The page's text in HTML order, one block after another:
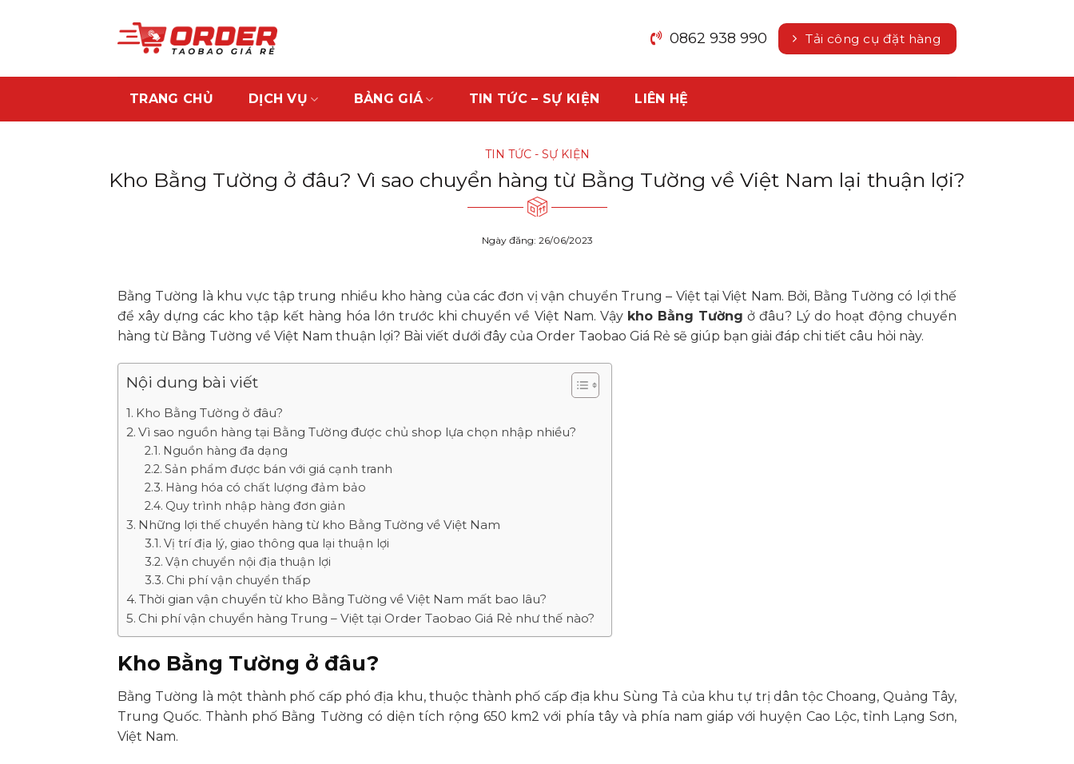
0862 938 990 Tải công cụ đặt hàng
TRANG CHỦ DỊCH VỤ BẢNG GIÁ TIN TỨC – SỰ KIỆN LIÊN HỆ
TIN TỨC - SỰ KIỆN
Kho Bằng Tường ở đâu? Vì sao chuyển hàng từ Bằng Tường về Việt Nam lại thuận lợi?
Ngày đăng: 26/06/2023
Bằng Tường là khu vực tập trung nhiều kho hàng của các đơn vị vận chuyển Trung – Việt tại Việt Nam. Bởi, Bằng Tường có lợi thế
để xây dựng các kho tập kết hàng hóa lớn trước khi chuyển về Việt Nam. Vậy kho Bằng Tường ở đâu? Lý do hoạt động chuyển
hàng từ Bằng Tường về Việt Nam thuận lợi? Bài viết dưới đây của Order Taobao Giá Rẻ sẽ giúp bạn giải đáp chi tiết câu hỏi này.
Nội dung bài viết
Kho Bằng Tường ở đâu?
Vì sao nguồn hàng tại Bằng Tường được chủ shop lựa chọn nhập nhiều?
Nguồn hàng đa dạng
Sản phẩm được bán với giá cạnh tranh
Hàng hóa có chất lượng đảm bảo
Quy trình nhập hàng đơn giản
Những lợi thế chuyển hàng từ kho Bằng Tường về Việt Nam
Vị trí địa lý, giao thông qua lại thuận lợi
Vận chuyển nội địa thuận lợi
Chi phí vận chuyển thấp
Thời gian vận chuyển từ kho Bằng Tường về Việt Nam mất bao lâu?
Chi phí vận chuyển hàng Trung – Việt tại Order Taobao Giá Rẻ như thế nào?
Kho Bằng Tường ở đâu?
Bằng Tường là một thành phố cấp phó địa khu, thuộc thành phố cấp địa khu Sùng Tả của khu tự trị dân tộc Choang, Quảng Tây,
Trung Quốc. Thành phố Bằng Tường có diện tích rộng 650 km2 với phía tây và phía nam giáp với huyện Cao Lộc, tỉnh Lạng Sơn,
Việt Nam.